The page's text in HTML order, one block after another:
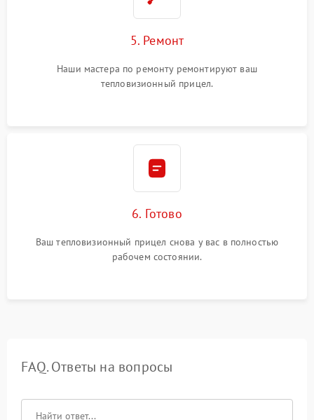
5. Ремонт
Наши мастера по ремонту ремонтируют ваш
тепловизионный прицел.
6. Готово
Ваш тепловизионный прицел снова у вас в полностью
рабочем состоянии.
FAQ. Ответы на вопросы